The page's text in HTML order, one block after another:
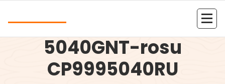
Geanta Dama
5040GNT-rosu
CP9995040RU